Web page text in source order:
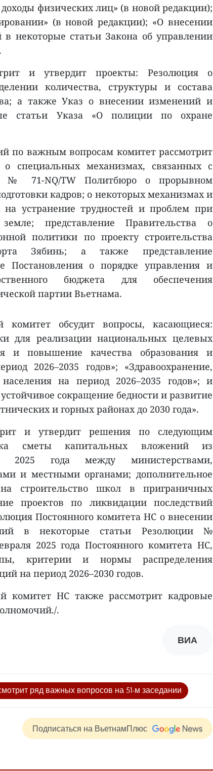
доходы физических лиц» (в новой редакции);
(в новой редакции); «О внесении
некоторые статьи Закона об управлении
и утвердит проекты: Резолюция о
количества, структуры и состава
а также Указ о внесении изменений и
статьи Указа «О полиции по охране
по важным вопросам комитет рассмотрит
специальных механизмах, связанных с
№ 71-NQ/TW Политбюро о прорывном
кадров; о некоторых механизмах и
устранение трудностей и проблем при
представление Правительства о
политики по проекту строительства
Зябинь; а также представление
Постановления о порядке управления и
бюджета для обеспечения
партии Вьетнама.
комитет обсудит вопросы, касающиеся:
для реализации национальных целевых
и повышение качества образования и
2026–2035 годов»; «Здравоохранение,
на период 2026–2035 годов»; и
сокращение бедности и развитие
и горных районах до 2030 года».
и утвердит решения по следующим
сметы капитальных вложений из
2025 года между министерствами,
и местными органами; дополнительное
на строительство школ в приграничных
проектов по ликвидации последствий
Постоянного комитета НС о внесении
в некоторые статьи Резолюции №
2025 года Постоянного комитета НС,
критерии и нормы распределения
на период 2026–2030 годов.
комитет НС также рассмотрит кадровые
.
ВИА
ряд важных вопросов на 51-м заседании
Подписаться на ВьетнамПлюс